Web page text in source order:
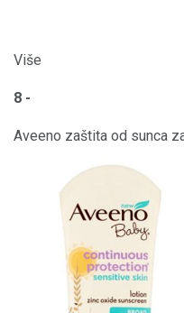
Više
8 -
Aveeno zaštita od sunca